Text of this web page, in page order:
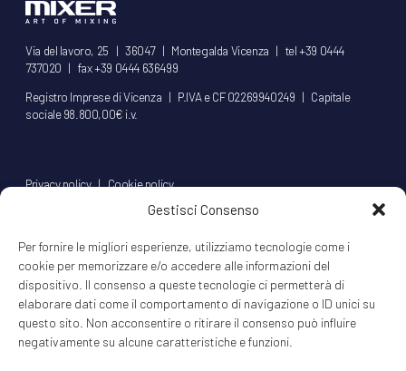
Gestisci Consenso
Per fornire le migliori esperienze, utilizziamo tecnologie come i
cookie per memorizzare e/o accedere alle informazioni del
dispositivo. Il consenso a queste tecnologie ci permetterà di
elaborare dati come il comportamento di navigazione o ID unici su
questo sito. Non acconsentire o ritirare il consenso può influire
negativamente su alcune caratteristiche e funzioni.
Via del lavoro, 25 | 36047 | Montegalda Vicenza | tel +39 0444
737020 | fax +39 0444 636499
Registro Imprese di Vicenza | P.IVA e CF 02269940249 | Capitale
sociale 98.800,00€ i.v.
Privacy policy|Cookie policy
l'aziendinacreativa.it